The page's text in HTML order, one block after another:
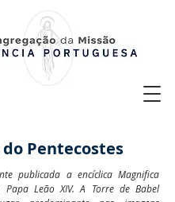
do Pentecostes
publicada a encíclica Magnifica
Papa Leão XIV. A Torre de Babel